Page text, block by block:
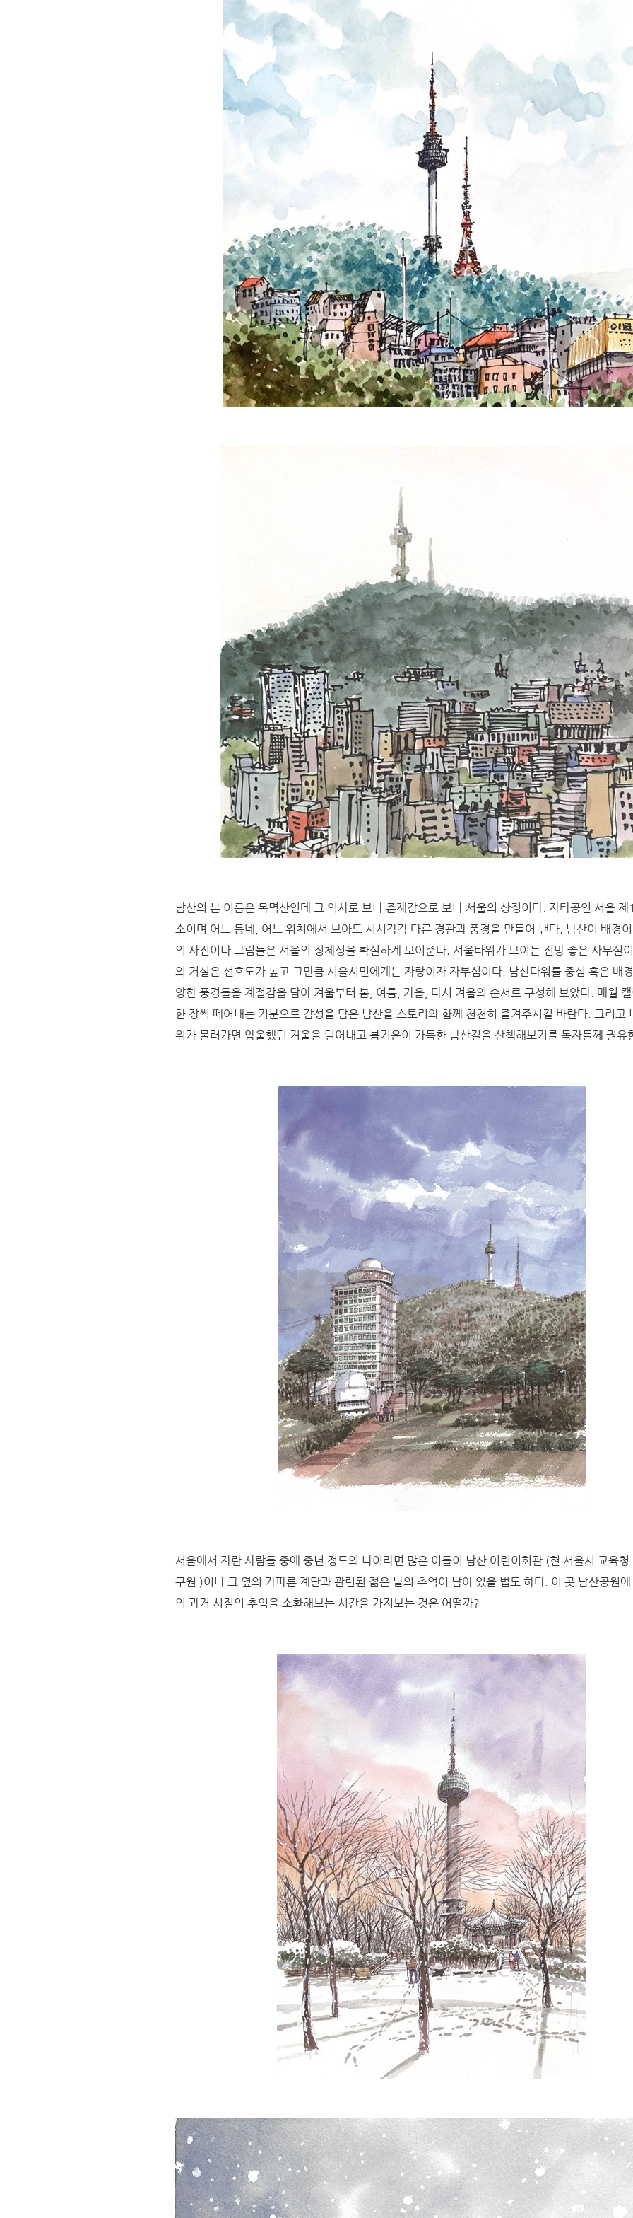
남산의 본 이름은 목멱산인데 그 역사로 보나 존재감으로 보나 서울의 상징이다. 자타공인 서울 제
소이며 어느 동네, 어느 위치에서 보아도 시시각각 다른 경관과 풍경을 만들어 낸다. 남산이 배경
의 사진이나 그림들은 서울의 정체성을 확실하게 보여준다. 서울타워가 보이는 전망 좋은 사무실
의 거실은 선호도가 높고 그만큼 서울시민에게는 자랑이자 자부심이다. 남산타워를 중심 혹은 배
양한 풍경들을 계절감을 담아 겨울부터 봄, 여름, 가을, 다시 겨울의 순서로 구성해 보았다. 매월
한 장씩 떼어내는 기분으로 감성을 담은 남산을 스토리와 함께 천천히 즐겨주시길 바란다. 그리고
위가 물러가면 암울했던 겨울을 털어내고 봄기운이 가득한 남산길을 산책해보기를 독자들께 권유
서울에서 자란 사람들 중에 중년 정도의 나이라면 많은 이들이 남산 어린이회관 (현 서울시 교육청
구원 )이나 그 옆의 가파른 계단과 관련된 젊은 날의 추억이 남아 있을 법도 하다. 이 곳 남산공원에
의 과거 시절의 추억을 소환해보는 시간을 가져보는 것은 어떨까?